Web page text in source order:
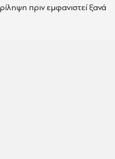
πριν εμφανιστεί ξανά